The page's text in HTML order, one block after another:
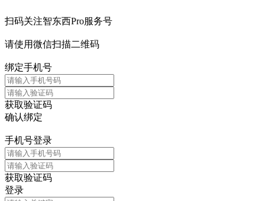
扫码关注智东西Pro服务号
请使用微信扫描二维码
绑定手机号
获取验证码
确认绑定
手机号登录
获取验证码
登录